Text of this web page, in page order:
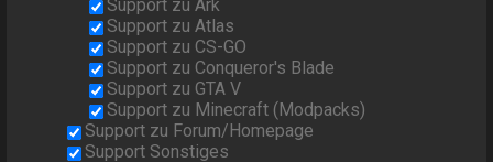
Support zu Ark
Support zu Atlas
Support zu CS-GO
Support zu Conqueror's Blade
Support zu GTA V
Support zu Minecraft (Modpacks)
Support zu Forum/Homepage
Support Sonstiges